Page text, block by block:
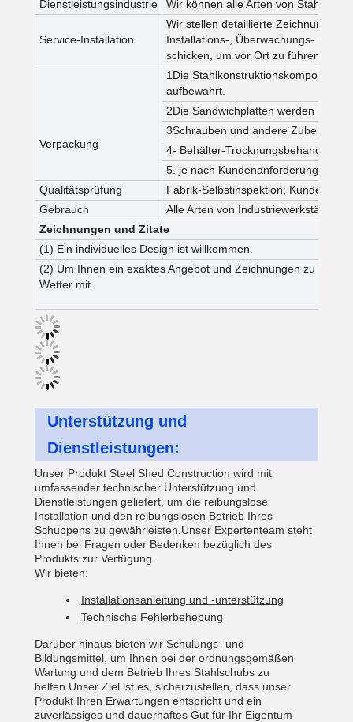
Dienstleistungsindustrie Wir können alle Arten von
Service-Installation
Wir stellen detaillierte Zeichnungen
Installations-, Überwachungs- und
schicken, um vor Ort zu führen oder
Verpackung
1Die
aufbewahrt.
2Die Sandwichplatten werden mit
3Schrauben und andere
4- Behälter-Trocknungsbehandlung.
5. je nach Kundenanforderung
Qualitätsprüfung
Fabrik-Selbstinspektion;
Gebrauch
Alle Arten von Industriewerkstätten,
Zeichnungen und Zitate
(1) Ein individuelles Design ist willkommen.
(2) Um Ihnen ein exaktes Angebot und Zeichnungen zu
Wetter mit.
Unterstützung und
Dienstleistungen:
Unser Produkt Steel Shed Construction wird mit
umfassender technischer Unterstützung und
Dienstleistungen geliefert, um die reibungslose
Installation und den reibungslosen Betrieb Ihres
Schuppens zu gewährleisten.Unser Expertenteam steht
Ihnen bei Fragen oder Bedenken bezüglich des
Produkts zur Verfügung..
Wir bieten:
Installationsanleitung und -unterstützung
Technische Fehlerbehebung
Darüber hinaus bieten wir Schulungs- und
Bildungsmittel, um Ihnen bei der ordnungsgemäßen
Wartung und dem Betrieb Ihres Stahlschubs zu
helfen.Unser Ziel ist es, sicherzustellen, dass unser
Produkt Ihren Erwartungen entspricht und ein
zuverlässiges und dauerhaftes Gut für Ihr Eigentum